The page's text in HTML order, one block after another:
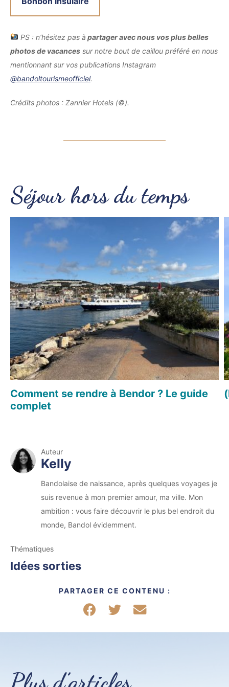
PS : n’hésitez pas à partager avec nous vos plus belles
photos de vacances sur notre bout de caillou préféré en nous
mentionnant sur vos publications Instagram
@bandoltourismeofficiel.
Crédits photos : Zannier Hotels (©).
Séjour hors du temps
Comment se rendre à Bendor ? Le guide
complet
Auteur
Kelly
Bandolaise de naissance, après quelques voyages je
suis revenue à mon premier amour, ma ville. Mon
ambition : vous faire découvrir le plus bel endroit du
monde, Bandol évidemment.
Thématiques
Idées sorties
PARTAGER CE CONTENU :
Partager sur Facebook
Partager sur Twitter
Partager par mail